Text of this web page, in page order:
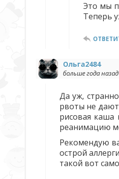
Это мы
Теперь
Ольга2484
больше года назад
Да уж,
рвоты не
рисовая
реанимацию
Рекомендую
острой
такой вот